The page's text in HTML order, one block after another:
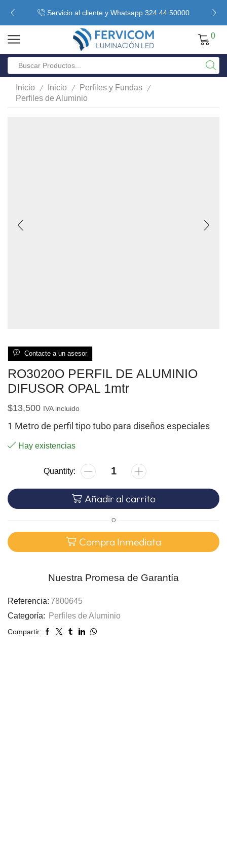
Servicio al cliente y Whatsapp 324 44 50000
0
Inicio / Inicio / Perfiles y Fundas /
Perfiles de Aluminio
Contacte a un asesor
RO3020O PERFIL DE ALUMINIO
DIFUSOR OPAL 1mtr
$13,500 IVA incluido
1 Metro de perfil tipo tubo para diseños especiales
Hay existencias
Añadir al carrito
O
Compra Inmediata
Nuestra Promesa de Garantía
Referencia: 7800645
Categoría:
Perfiles de Aluminio
Compartir: